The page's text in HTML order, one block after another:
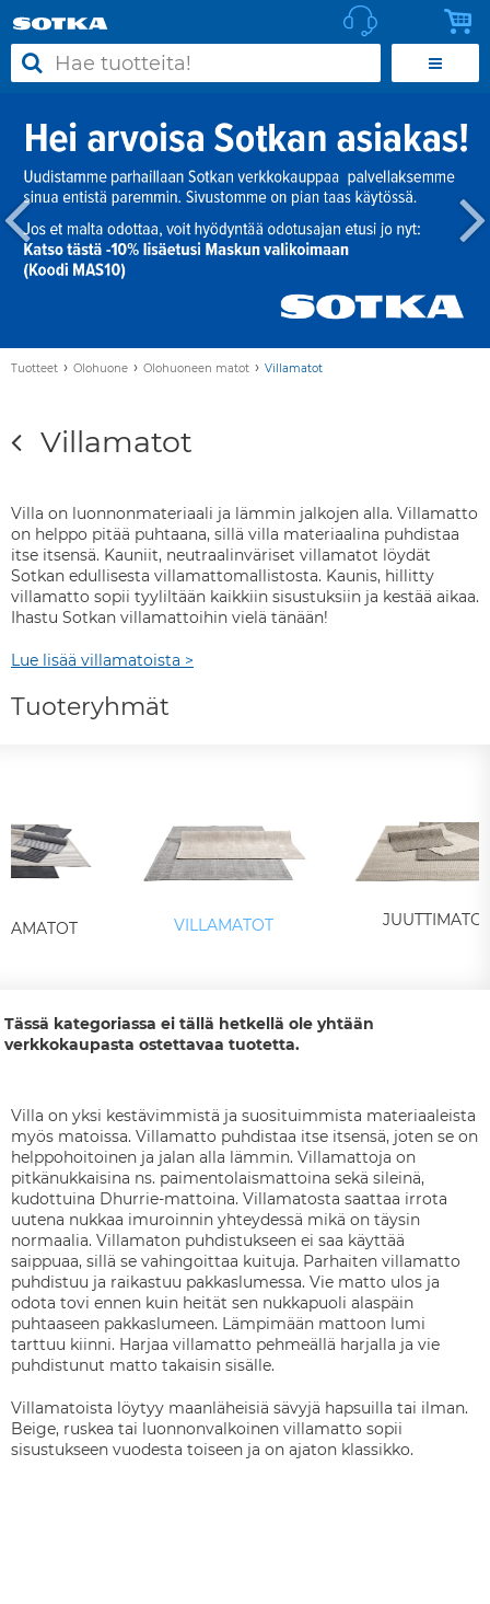
Tuotteet › Olohuone › Olohuoneen matot › Villamatot
Villamatot
Villa on luonnonmateriaali ja lämmin jalkojen alla. Villamatto
on helppo pitää puhtaana, sillä villa materiaalina puhdistaa
itse itsensä. Kauniit, neutraalinväriset villamatot löydät
Sotkan edullisesta villamattomallistosta. Kaunis, hillitty
villamatto sopii tyyliltään kaikkiin sisustuksiin ja kestää aikaa.
Ihastu Sotkan villamattoihin vielä tänään!
Lue lisää villamatoista >
Tuoteryhmät
VILLAMATOT
Tässä kategoriassa ei tällä hetkellä ole yhtään
verkkokaupasta ostettavaa tuotetta.
Villa on yksi kestävimmistä ja suosituimmista materiaaleista
myös matoissa. Villamatto puhdistaa itse itsensä, joten se on
helppohoitoinen ja jalan alla lämmin. Villamattoja on
pitkänukkaisina ns. paimentolaismattoina sekä sileinä,
kudottuina Dhurrie-mattoina. Villamatosta saattaa irrota
uutena nukkaa imuroinnin yhteydessä mikä on täysin
normaalia. Villamaton puhdistukseen ei saa käyttää
saippuaa, sillä se vahingoittaa kuituja. Parhaiten villamatto
puhdistuu ja raikastuu pakkaslumessa. Vie matto ulos ja
odota tovi ennen kuin heität sen nukkapuoli alaspäin
puhtaaseen pakkaslumeen. Lämpimään mattoon lumi
tarttuu kiinni. Harjaa villamatto pehmeällä harjalla ja vie
puhdistunut matto takaisin sisälle.
Villamatoista löytyy maanläheisiä sävyjä hapsuilla tai ilman.
Beige, ruskea tai luonnonvalkoinen villamatto sopii
sisustukseen vuodesta toiseen ja on ajaton klassikko.